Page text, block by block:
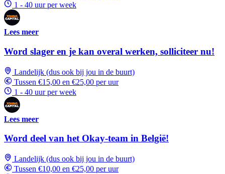
1 - 40 uur per week
Lees meer
Word slager en je kan overal werken, solliciteer nu!
Landelijk (dus ook bij jou in de buurt)
Tussen €15,00 en €25,00 per uur
1 - 40 uur per week
Lees meer
Word deel van het Okay-team in België!
Landelijk (dus ook bij jou in de buurt)
Tussen €10,00 en €25,00 per uur